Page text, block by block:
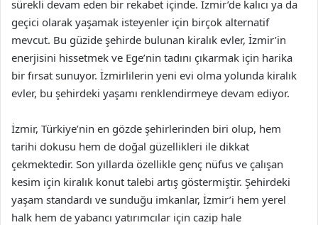
sürekli devam eden bir rekabet içinde. İzmir’de kalıcı ya da
geçici olarak yaşamak isteyenler için birçok alternatif
mevcut. Bu güzide şehirde bulunan kiralık evler, İzmir’in
enerjisini hissetmek ve Ege’nin tadını çıkarmak için harika
bir fırsat sunuyor. İzmirlilerin yeni evi olma yolunda kiralık
evler, bu şehirdeki yaşamı renklendirmeye devam ediyor.
İzmir, Türkiye’nin en gözde şehirlerinden biri olup, hem
tarihi dokusu hem de doğal güzellikleri ile dikkat
çekmektedir. Son yıllarda özellikle genç nüfus ve çalışan
kesim için kiralık konut talebi artış göstermiştir. Şehirdeki
yaşam standardı ve sunduğu imkanlar, İzmir’i hem yerel
halk hem de yabancı yatırımcılar için cazip hale